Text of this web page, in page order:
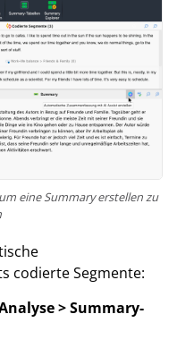
eine Summary erstellen zu
codierte Segmente:
> Summary-